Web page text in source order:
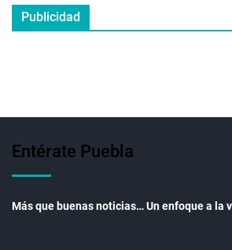
Publicidad
Entérate Puebla
Más que buenas noticias… Un enfoque a la